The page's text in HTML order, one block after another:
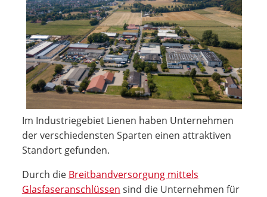
Im Industriegebiet Lienen haben Unternehmen
der verschiedensten Sparten einen attraktiven
Standort gefunden.
Durch die Breitbandversorgung mittels
Glasfaseranschlüssen sind die Unternehmen für